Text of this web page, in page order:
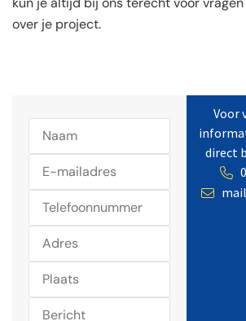
over je project.
Voor
direct